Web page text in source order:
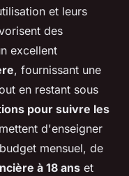
et leurs
des
excellent
, fournissant une
en restant sous
pour suivre les
d'enseigner
mensuel, de
à 18 ans et